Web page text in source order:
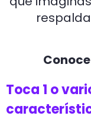
Toca 1 o